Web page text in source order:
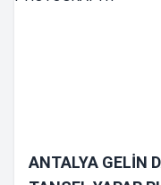
ANTALYA GELİN